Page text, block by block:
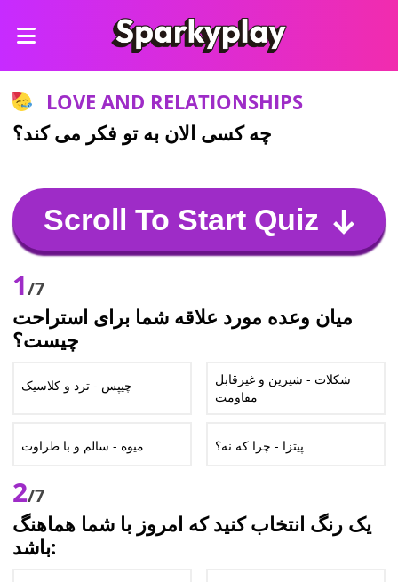
LOVE AND RELATIONSHIPS
چه کسی الان به تو فکر می کند؟
Scroll To Start Quiz
1/7
میان وعده مورد علاقه شما برای استراحت
چیست؟
چیپس - ترد و کلاسیک
شکلات - شیرین و غیرقابل
مقاومت
میوه - سالم و با طراوت پیتزا - چرا که نه؟
2/7
یک رنگ انتخاب کنید که امروز با شما هماهنگ
باشد: